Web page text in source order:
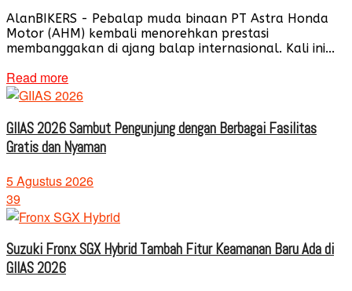
AlanBIKERS - Pebalap muda binaan PT Astra Honda
Motor (AHM) kembali menorehkan prestasi
membanggakan di ajang balap internasional. Kali ini...
Read more
GIIAS 2026 Sambut Pengunjung dengan Berbagai Fasilitas
Gratis dan Nyaman
5 Agustus 2026
39
Suzuki Fronx SGX Hybrid Tambah Fitur Keamanan Baru Ada di
GIIAS 2026